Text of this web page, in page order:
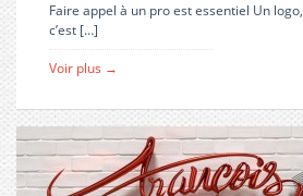
Faire appel à un pro est essentiel Un logo,
c’est […]
Voir plus →